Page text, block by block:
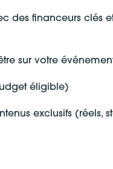
des financeurs clés
sur votre
éligible)
exclusifs (réels,